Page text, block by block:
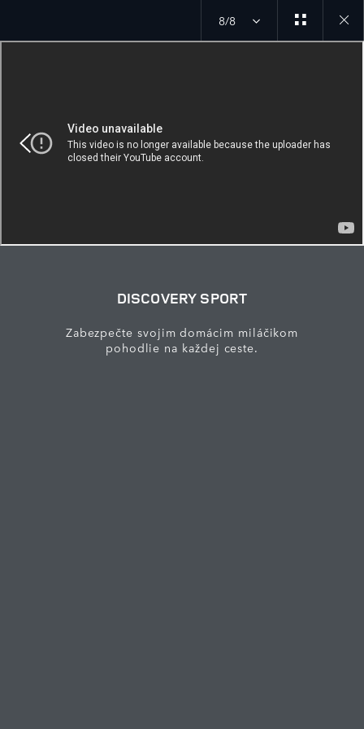
8/8
Close
DISCOVERY SPORT
Zabezpečte svojim domácim miláčikom
pohodlie na každej ceste.